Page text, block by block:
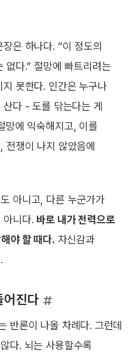
은 하나다. “이 정도의
없다.” 절망에 빠트리려는
못한다. 인간은 누구나
다 - 도를 닦는다는 게
망에 익숙해지고, 이를
전쟁이 나지 않았음에
아니고, 다른 누군가가
아니다. 바로 내가 전력으로
야 할 때다. 자신감과
진다
반론이 나올 차례다. 그런데
다. 뇌는 사용할수록